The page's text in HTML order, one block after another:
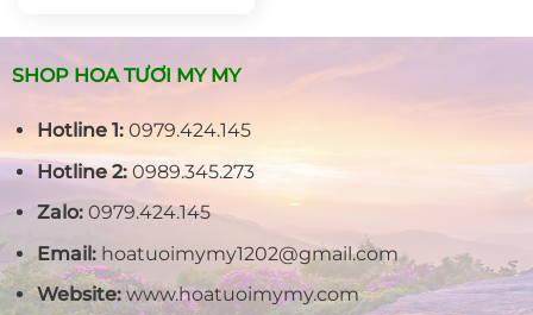
2.200.000₫.
SHOP HOA TƯƠI MY MY
Hotline 1:0979.424.145
Hotline 2:0989.345.273
Zalo:0979.424.145
Email:hoatuoimymy1202@gmail.com
Website:www.hoatuoimymy.com